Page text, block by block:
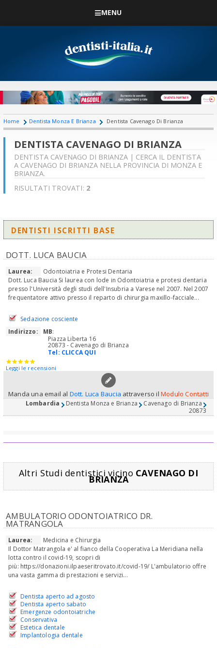
MENU
Home Dentista Monza E Brianza Dentista Cavenago Di Brianza
DENTISTA CAVENAGO DI BRIANZA
DENTISTA CAVENAGO DI BRIANZA | CERCA IL DENTISTA
A CAVENAGO DI BRIANZA NELLA PROVINCIA DI MONZA E
BRIANZA.
RISULTATI TROVATI: 2
DENTISTI ISCRITTI BASE
DOTT. LUCA BAUCIA
Laurea:
Odontoiatria e Protesi Dentaria
Dott. Luca Baucia Si laurea con lode in Odontoiatria e protesi dentaria
presso l'Università degli studi dell'Insubria a Varese nel 2007. Nel 2007
frequentatore attivo presso il reparto di chirurgia maxillo-facciale...
Sedazione cosciente
Indirizzo:
MB:
Piazza Liberta 16
20873 - Cavenago di Brianza
Tel: CLICCA QUI
Leggi le recensioni
Manda una email al Dott. Luca Baucia attraverso ilModulo Contatti
Lombardia Dentista Monza e Brianza Cavenago di Brianza
20873
Altri Studi dentistici vicino CAVENAGO DI
BRIANZA
AMBULATORIO ODONTOIATRICO DR.
MATRANGOLA
Laurea:
Medicina e Chirurgia
Il Dottor Matrangola e' al fianco della Cooperativa La Meridiana nella
lotta contro il covid-19, scopri di
più: https://donazioni.ilpaeseritrovato.it/covid-19/ L'ambulatorio offre
una vasta gamma di prestazioni e servizi...
Dentista aperto ad agosto
Dentista aperto sabato
Emergenze odontoiatriche
Conservativa
Estetica dentale
Implantologia dentale